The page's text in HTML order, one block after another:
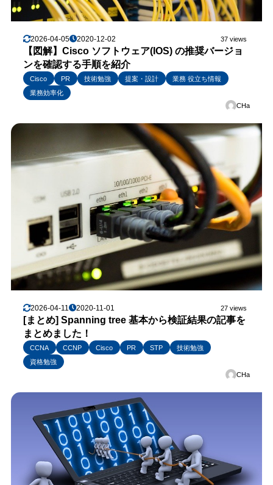
2026-04-05 2020-12-02 37 views
【図解】Cisco ソフトウェア(IOS) の推奨バージョ
ンを確認する手順を紹介
Cisco PR 技術勉強 提案・設計
業務 役立ち情報
業務効率化
CHa
2026-04-11 2020-11-01 27 views
[まとめ] Spanning tree 基本から検証結果の記事を
まとめました！
CCNA CCNP Cisco PR STP
技術勉強
資格勉強
CHa